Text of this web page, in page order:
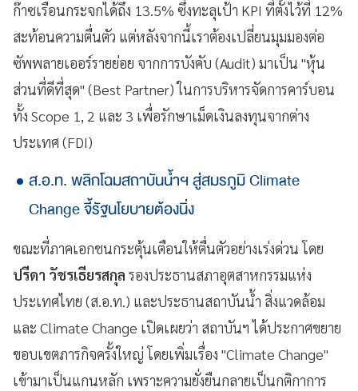
ก๊าซเรือนกระจกได้ถึง 13.5% ซึ่งทะลุเป้า KPI ที่ตั้งไว้ที่ 12%
สะท้อนความตื่นตัว แต่หลังจากนี้เราต้องเปลี่ยนมุมมองต่อ
ซัพพลายเออร์รายย่อย จากการบังคับ (Audit) มาเป็น "หุ้น
ส่วนที่ดีที่สุด" (Best Partner) ในการบริหารจัดการคาร์บอน
ทั้ง Scope 1, 2 และ 3 เพื่อรักษาเม็ดเงินลงทุนจากต่าง
ประเทศ (FDI)
ส.อ.ท. พลิกโฉมสถาบันน้ำฯ สู่สมรภูมิ Climate
Change จี้รัฐนโยบายต้องนิ่ง
ขณะที่ภาคเอกชนกระตุ้นเตือนให้ตื่นตัวอย่างเร่งด่วน โดย
ปรีดา วัชรเธียรสกุล รองประธานสภาอุตสาหกรรมแห่ง
ประเทศไทย (ส.อ.ท.) และประธานสถาบันน้ำ สิ่งแวดล้อม
และ Climate Change เปิดเผยว่า สถาบันฯ ได้ประกาศขยาย
ขอบเขตภารกิจครั้งใหญ่ โดยเพิ่มเรื่อง "Climate Change"
เข้ามาเป็นแกนหลัก เพราะความยั่งยืนกลายเป็นกติกาการ